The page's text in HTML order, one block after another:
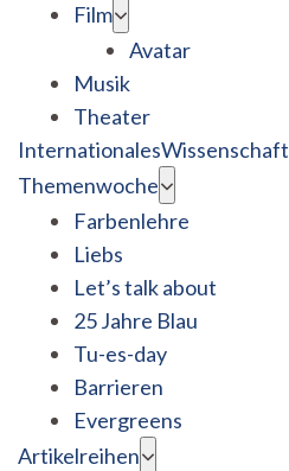
Film
Avatar
Musik
Theater
InternationalesWissenschaft
Themenwoche
Farbenlehre
Liebs
Let’s talk about
25 Jahre Blau
Tu-es-day
Barrieren
Evergreens
Artikelreihen